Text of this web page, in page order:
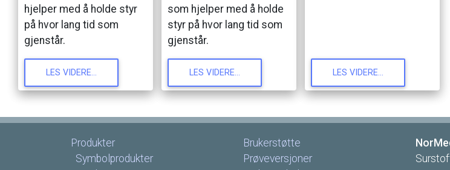
hjelper med å holde styr
på hvor lang tid som
gjenstår.
LES VIDERE...
som hjelper med å holde
styr på hvor lang tid som
gjenstår.
LES VIDERE... LES VIDERE...
Produkter
Symbolprodukter
Brukerstøtte
Prøveversjoner